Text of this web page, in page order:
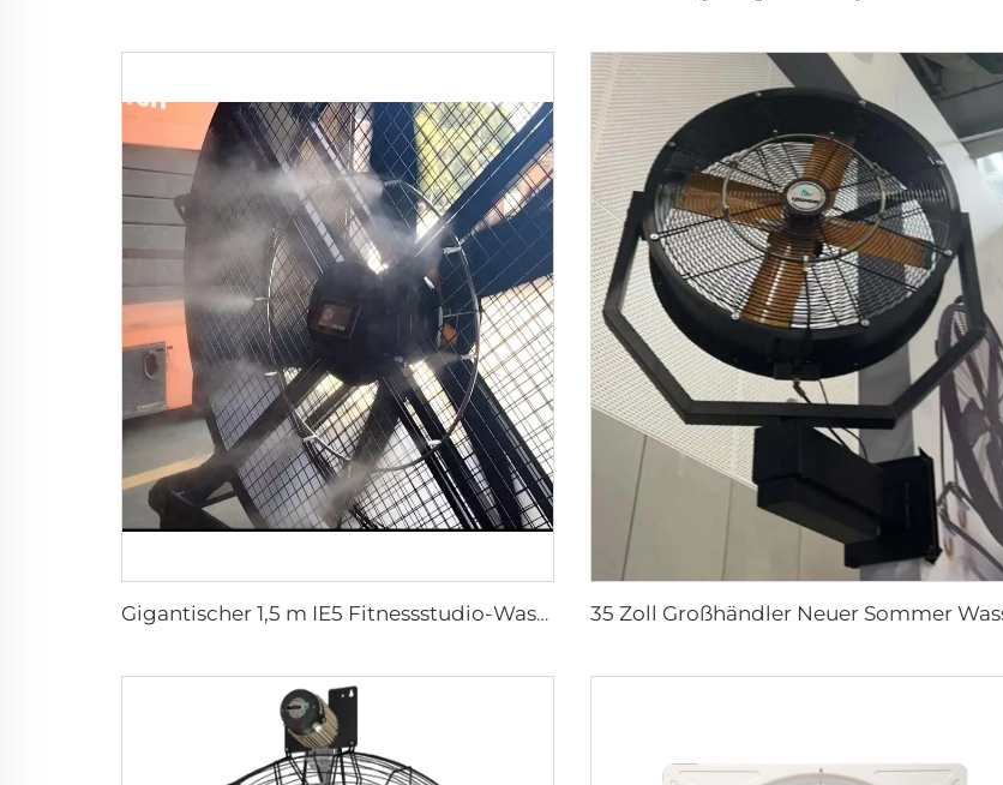
Gigantischer 1,5 m IE5 Fitnessstudio-Wasser-Ventilator mit effizienter HLVS-Belüftung, tragbarer Nebelventilator